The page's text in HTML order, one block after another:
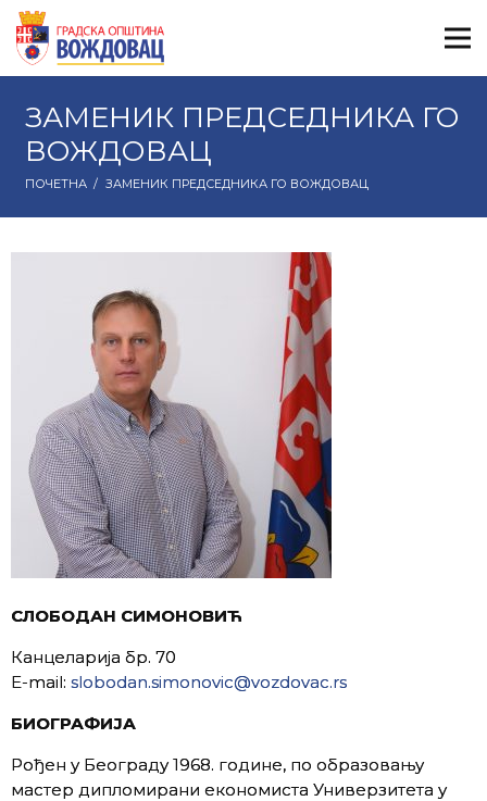
ЗАМЕНИК ПРЕДСЕДНИКА ГО
ВОЖДОВАЦ
ПОЧЕТНА / ЗАМЕНИК ПРЕДСЕДНИКА ГО ВОЖДОВАЦ
СЛОБОДАН СИМОНОВИЋ
Канцеларија бр. 70
E-mail: slobodan.simonovic@vozdovac.rs
БИОГРАФИЈА
Рођен у Београду 1968. године, по образовању
мастер дипломирани економиста Универзитета у